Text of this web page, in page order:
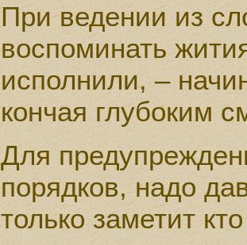
При ведении из
воспоминать
исполнили, –
кончая глубоким
Для
порядков, надо
только заметит